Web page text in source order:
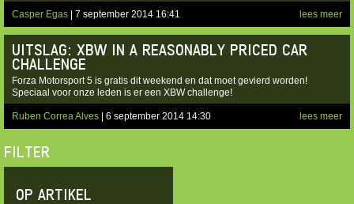
Casper Egas | 7 september 2014 16:41 lees meer
UITSLAG: XBW IN A REASONABLY PRICED CAR
CHALLENGE
Forza Motorsport 5 is gratis dit weekend en dat moet gevierd worden!
Speciaal voor onze leden is er een XBW challenge!
Ruben Correa Alves | 6 september 2014 14:30 lees meer
FILTER
OP ARTIKEL